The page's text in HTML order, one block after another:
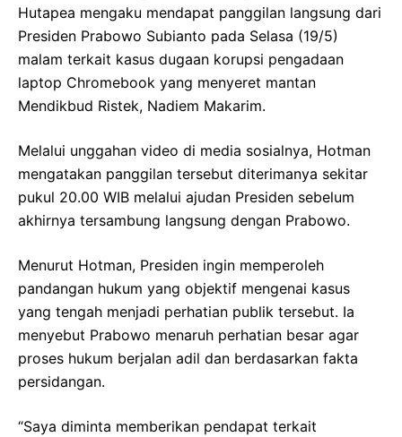
Hutapea mengaku mendapat panggilan langsung dari
Presiden Prabowo Subianto pada Selasa (19/5)
malam terkait kasus dugaan korupsi pengadaan
laptop Chromebook yang menyeret mantan
Mendikbud Ristek, Nadiem Makarim.
Melalui unggahan video di media sosialnya, Hotman
mengatakan panggilan tersebut diterimanya sekitar
pukul 20.00 WIB melalui ajudan Presiden sebelum
akhirnya tersambung langsung dengan Prabowo.
Menurut Hotman, Presiden ingin memperoleh
pandangan hukum yang objektif mengenai kasus
yang tengah menjadi perhatian publik tersebut. Ia
menyebut Prabowo menaruh perhatian besar agar
proses hukum berjalan adil dan berdasarkan fakta
persidangan.
“Saya diminta memberikan pendapat terkait